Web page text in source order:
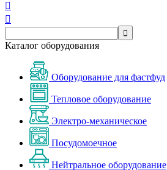



Каталог оборудования
Оборудование для фастфуд
Тепловое оборудование
Электро-механическое
Посудомоечное
Нейтральное оборудование